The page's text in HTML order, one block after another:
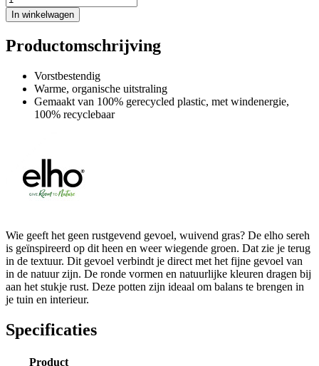
In winkelwagen
Productomschrijving
Vorstbestendig
Warme, organische uitstraling
Gemaakt van 100% gerecycled plastic, met windenergie,
100% recyclebaar
Wie geeft het geen rustgevend gevoel, wuivend gras? De elho sereh
is geïnspireerd op dit heen en weer wiegende groen. Dat zie je terug
in de textuur. Dit gevoel verbindt je direct met het fijne gevoel van
in de natuur zijn. De ronde vormen en natuurlijke kleuren dragen bij
aan het stukje rust. Deze potten zijn ideaal om balans te brengen in
je tuin en interieur.
Specificaties
Product